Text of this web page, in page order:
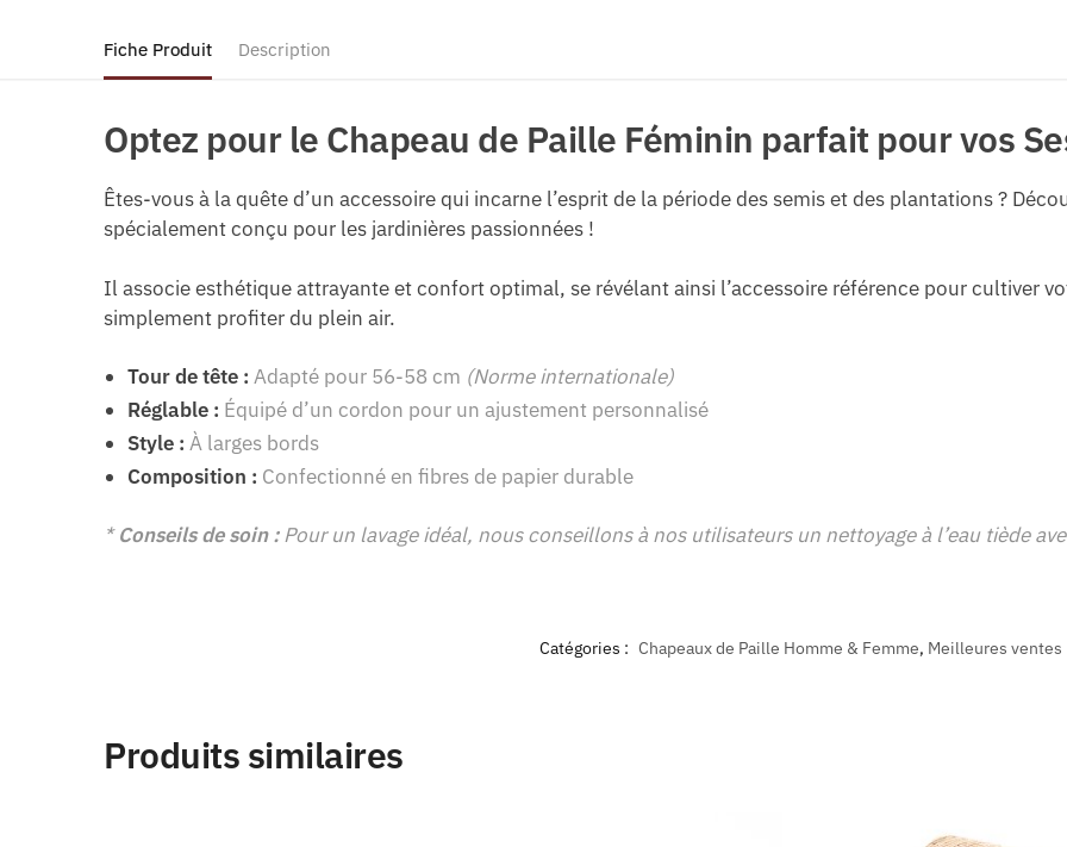
Fiche Produit Description
Optez pour le Chapeau de Paille Féminin parfait pour vos
Êtes-vous à la quête d’un accessoire qui incarne l’esprit de la période des semis et des plantations ?
spécialement conçu pour les jardinières passionnées !
Il associe esthétique attrayante et confort optimal, se révélant ainsi l’accessoire référence pour cultiver
simplement profiter du plein air.
Tour de tête : Adapté pour 56-58 cm (Norme internationale)
Réglable : Équipé d’un cordon pour un ajustement personnalisé
Style : À larges bords
Composition : Confectionné en fibres de papier durable
*Conseils de soin :Pour un lavage idéal, nous conseillons à nos utilisateurs un nettoyage à l’eau tiède
Catégories : Chapeaux de Paille Homme & Femme, Meilleures ventes
Produits similaires